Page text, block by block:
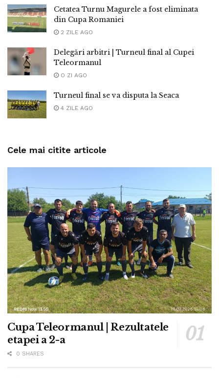
Cetatea Turnu Magurele a fost eliminata
din Cupa Romaniei
2 ZILE AGO
Delegări arbitri | Turneul final al Cupei
Teleormanul
O ZI AGO
Turneul final se va disputa la Seaca
4 ZILE AGO
Cele mai citite articole
Cupa Teleormanul | Rezultatele
etapei a 2-a
0 SHARES